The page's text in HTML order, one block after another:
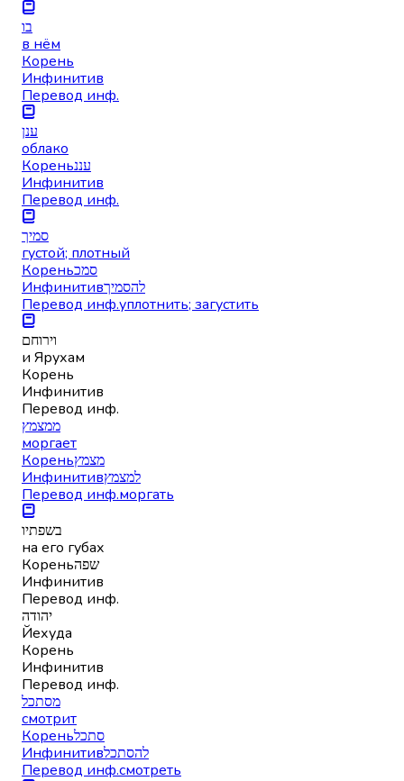
בו
в нём
Корень
Инфинитив
Перевод инф.
ענן
облако
Кореньעננ
Инфинитив
Перевод инф.
סמיך
густой; плотный
Кореньסמכ
Инфинитивלהסמיך
Перевод инф.уплотнить; загустить
וירוחם
и Ярухам
Корень
Инфинитив
Перевод инф.
ממצמץ
моргает
Кореньמצמץ
Инфинитивלמצמץ
Перевод инф.моргать
בשפתיו
на его губах
Кореньשפה
Инфинитив
Перевод инф.
יהודה
Йехуда
Корень
Инфинитив
Перевод инф.
מסתכל
смотрит
Кореньסתכל
Инфинитивלהסתכל
Перевод инф.смотреть